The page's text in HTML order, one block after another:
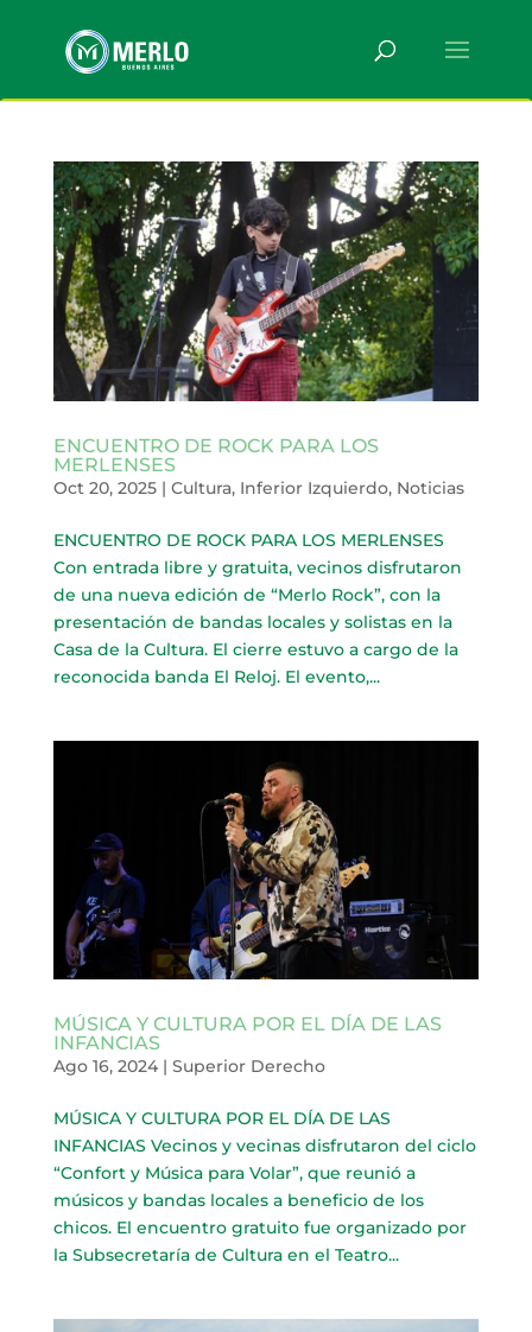
ENCUENTRO DE ROCK PARA LOS
MERLENSES
Oct 20, 2025| Cultura, Inferior Izquierdo, Noticias
ENCUENTRO DE ROCK PARA LOS MERLENSES
Con entrada libre y gratuita, vecinos disfrutaron
de una nueva edición de “Merlo Rock”, con la
presentación de bandas locales y solistas en la
Casa de la Cultura. El cierre estuvo a cargo de la
reconocida banda El Reloj. El evento,...
MÚSICA Y CULTURA POR EL DÍA DE LAS
INFANCIAS
Ago 16, 2024| Superior Derecho
MÚSICA Y CULTURA POR EL DÍA DE LAS
INFANCIAS Vecinos y vecinas disfrutaron del ciclo
“Confort y Música para Volar”, que reunió a
músicos y bandas locales a beneficio de los
chicos. El encuentro gratuito fue organizado por
la Subsecretaría de Cultura en el Teatro...